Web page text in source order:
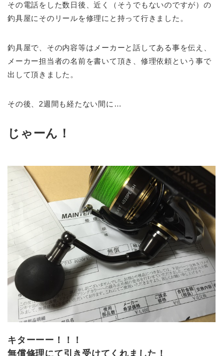
その電話をした数日後、近く（そうでもないのですが）の
釣具屋にそのリールを修理にと持って行きました。
釣具屋で、その内容等はメーカーと話してある事を伝え、
メーカー担当者の名前を書いて頂き、修理依頼という事で
出して頂きました。
その後、2週間も経たない間に…
じゃーん！
キターーー！！！
無償修理にて引き受けてくれました！